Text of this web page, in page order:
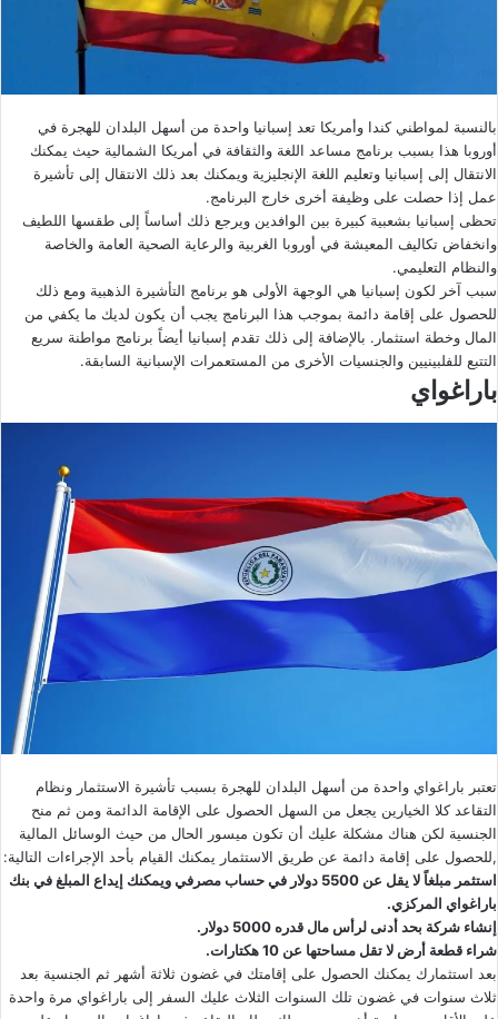
بالنسبة لمواطني كندا وأمريكا تعد إسبانيا واحدة من أسهل البلدان للهجرة في
أوروبا هذا بسبب برنامج مساعد اللغة والثقافة في أمريكا الشمالية حيث يمكنك
الانتقال إلى إسبانيا وتعليم اللغة الإنجليزية ويمكنك بعد ذلك الانتقال إلى تأشيرة
عمل إذا حصلت على وظيفة أخرى خارج البرنامج.
تحظى إسبانيا بشعبية كبيرة بين الوافدين ويرجع ذلك أساساً إلى طقسها اللطيف
وانخفاض تكاليف المعيشة في أوروبا الغربية والرعاية الصحية العامة والخاصة
والنظام التعليمي.
سبب آخر لكون إسبانيا هي الوجهة الأولى هو برنامج التأشيرة الذهبية ومع ذلك
للحصول على إقامة دائمة بموجب هذا البرنامج يجب أن يكون لديك ما يكفي من
المال وخطة استثمار. بالإضافة إلى ذلك تقدم إسبانيا أيضاً برنامج مواطنة سريع
التتبع للفلبينيين والجنسيات الأخرى من المستعمرات الإسبانية السابقة.
باراغواي
تعتبر باراغواي واحدة من أسهل البلدان للهجرة بسبب تأشيرة الاستثمار ونظام
التقاعد كلا الخيارين يجعل من السهل الحصول على الإقامة الدائمة ومن ثم منح
الجنسية لكن هناك مشكلة عليك أن تكون ميسور الحال من حيث الوسائل المالية
,للحصول على إقامة دائمة عن طريق الاستثمار يمكنك القيام بأحد الإجراءات التالية:
استثمر مبلغاً لا يقل عن 5500 دولار في حساب مصرفي ويمكنك إيداع المبلغ في بنك
باراغواي المركزي.
إنشاء شركة بحد أدنى لرأس مال قدره 5000 دولار.
شراء قطعة أرض لا تقل مساحتها عن 10 هكتارات.
بعد استثمارك يمكنك الحصول على إقامتك في غضون ثلاثة أشهر ثم الجنسية بعد
ثلاث سنوات في غضون تلك السنوات الثلاث عليك السفر إلى باراغواي مرة واحدة